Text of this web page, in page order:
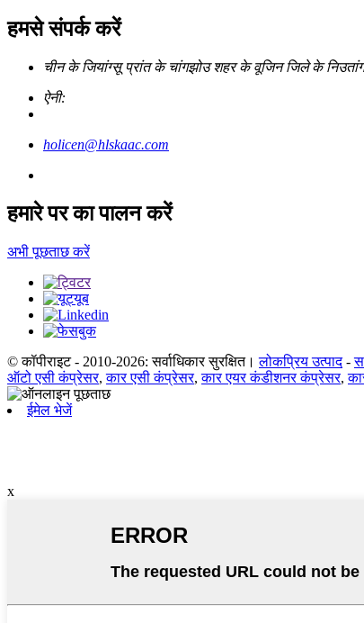
हमसे संपर्क करें
चीन के जियांग्सू प्रांत के चांगझोउ शहर के वूजिन जिले के
ऐनी:
holicen@hlskaac.com
हमारे पर का पालन करें
अभी पूछताछ करें
© कॉपीराइट - 2010-2026: सर्वाधिकार सुरक्षित। लोकप्रिय उत्पाद-
ऑटो एसी कंप्रेसर,कार एसी कंप्रेसर,कार एयर कंडीशनर कंप्रेसर,
ईमेल भेजें
x